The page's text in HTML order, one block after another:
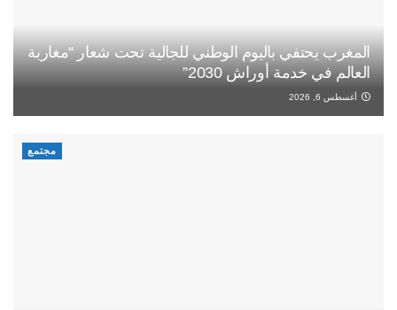
المغرب يحتفي باليوم الوطني للجالية تحت شعار “مغاربة
العالم في خدمة أوراش 2030”
أغسطس 6, 2026
مجتمع